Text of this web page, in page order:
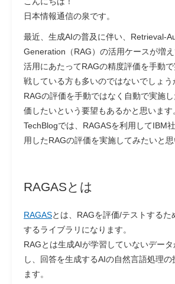
日本情報通信の泉です。
最近、生成AIの普及に伴い、Retrieval-
Generation（RAG）の活用ケースが増え
活用にあたってRAGの精度評価を手動
戦している方も多いのではないでしょう
RAGの評価を手動ではなく自動で実施
価したいという要望もあるかと思います
TechBlogでは、RAGASを利用してIBM
用したRAGの評価を実施してみたいと思
RAGASとは
RAGASとは、RAGを評価/テストするた
するライブラリになります。
RAGとは生成AIが学習していないデー
し、回答を生成するAIの自然言語処理の
ます。